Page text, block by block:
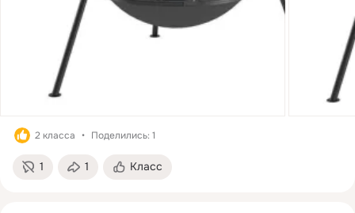
2 класса Поделились: 1
1 1 Класс